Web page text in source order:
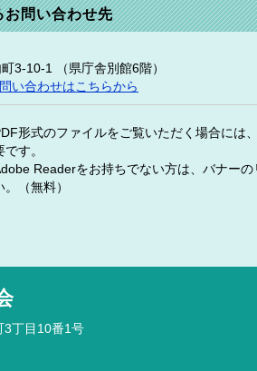
お問い合わせ先
3-10-1 （県庁舎別館6階）
い合わせはこちらから
形式のファイルをご覧いただく場合には
です。
Readerをお持ちでない方は、バナー
。（無料）
丁目10番1号